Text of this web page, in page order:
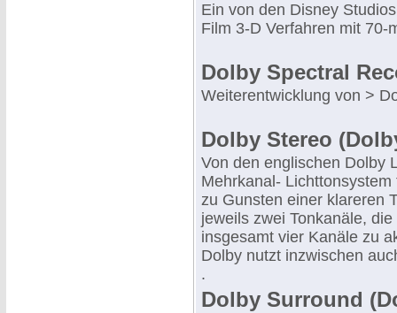
Ein von den Disney
Film 3-D Verfahren mit 70-
Dolby Spectral
Weiterentwicklung von >
Dolby Stereo
Von den englischen Dolby
Mehrkanal-
zu Gunsten einer klareren
jeweils zwei Tonkanäle,
insgesamt vier Kanäle zu
Dolby nutzt inzwischen
.
Dolby Surround